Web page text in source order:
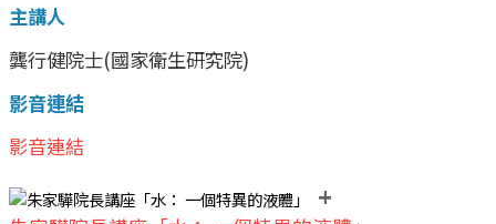
主講人
龔行健院士(國家衛生研究院)
影音連結
影音連結
+